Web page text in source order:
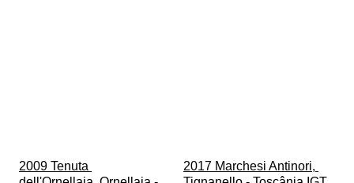
2009 Tenuta
2017 Marchesi Antinori,